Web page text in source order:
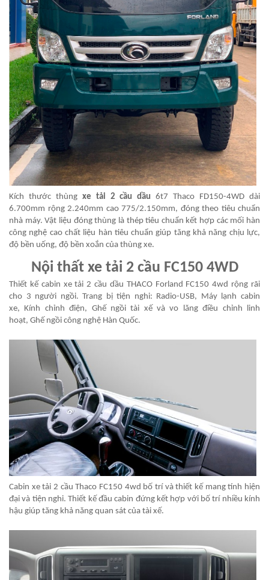
Kích thước thùng xe tải 2 cầu dầu 6t7 Thaco FD150-4WD dài
6.700mm rộng 2.240mm cao 775/2.150mm, đóng theo tiêu chuẩn
nhà máy. Vật liệu đóng thùng là thép tiêu chuẩn kết hợp các mối hàn
công nghệ cao chất liệu hàn tiêu chuẩn giúp tăng khả năng chịu lực,
độ bền uống, độ bền xoắn của thùng xe.
Nội thất xe tải 2 cầu FC150 4WD
Thiết kế cabin xe tải 2 cầu dầu THACO Forland FC150 4wd rộng rãi
cho 3 người ngồi. Trang bị tiện nghi: Radio-USB, Máy lạnh cabin
xe, Kính chỉnh điện, Ghế ngồi tài xế và vo lăng điều chỉnh linh
hoạt, Ghế ngồi công nghệ Hàn Quốc.
Cabin xe tải 2 cầu Thaco FC150 4wd bố trí và thiết kế mang tính hiện
đại và tiện nghi. Thiết kế đầu cabin đứng kết hợp với bố trí nhiều kính
hậu giúp tăng khả năng quan sát của tài xế.